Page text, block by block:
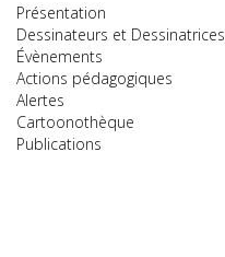
Présentation
Dessinateurs et Dessinatrices
Évènements
Actions pédagogiques
Alertes
Cartoonothèque
Publications